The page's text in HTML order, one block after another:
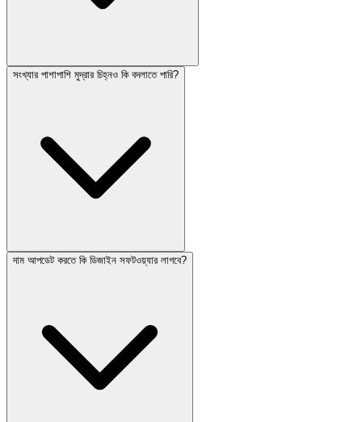
সংখ্যার পাশাপাশি মুদ্রার চিহ্নও কি বদলাতে পারি?
দাম আপডেট করতে কি ডিজাইন সফটওয়্যার লাগবে?